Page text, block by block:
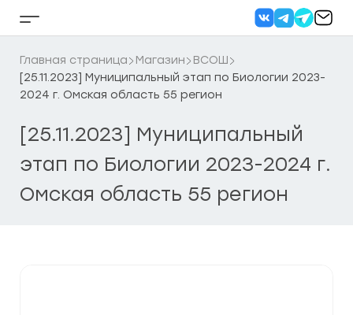
Кнопка
бокового
меню
Главная страница Магазин
ВСОШ
[25.11.2023] Муниципальный этап по Биологии 2023-
2024 г. Омская область 55 регион
[25.11.2023] Муниципальный
этап по Биологии 2023-2024 г.
Омская область 55 регион